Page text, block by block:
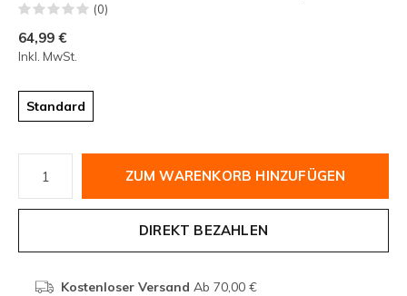
(0)
64,99 €
Inkl. MwSt.
Standard
ZUM WARENKORB HINZUFÜGEN
DIREKT BEZAHLEN
Kostenloser Versand Ab 70,00 €